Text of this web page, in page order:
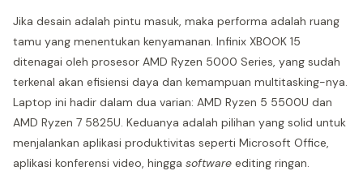
Jika desain adalah pintu masuk, maka performa adalah ruang
tamu yang menentukan kenyamanan. Infinix XBOOK 15
ditenagai oleh prosesor AMD Ryzen 5000 Series, yang sudah
terkenal akan efisiensi daya dan kemampuan multitasking-nya.
Laptop ini hadir dalam dua varian: AMD Ryzen 5 5500U dan
AMD Ryzen 7 5825U. Keduanya adalah pilihan yang solid untuk
menjalankan aplikasi produktivitas seperti Microsoft Office,
aplikasi konferensi video, hingga software editing ringan.